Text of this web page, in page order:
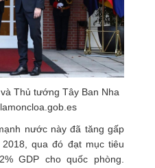
Thủ tướng Tây Ban Nha
nước này đã tăng gấp
qua đó đạt mục tiêu
GDP cho quốc phòng.